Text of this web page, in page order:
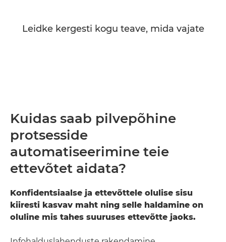
Leidke kergesti kogu teave, mida vajate
Kuidas saab pilvepõhine
protsesside
automatiseerimine teie
ettevõtet aidata?
Konfidentsiaalse ja ettevõttele olulise sisu
kiiresti kasvav maht ning selle haldamine on
oluline mis tahes suuruses ettevõtte jaoks.